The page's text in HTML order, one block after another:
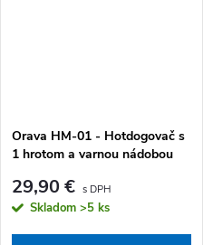
Orava HM-01 - Hotdogovač s
1 hrotom a varnou nádobou
29,90 €
Skladom >5 ks